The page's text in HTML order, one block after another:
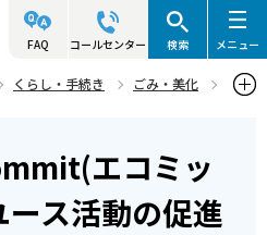
FAQ コールセンター 検索 メニュー
くらし・手続き
ごみ・美化
「リユース活動の促進に向けた連
した
エコミッ
ース活動の促進